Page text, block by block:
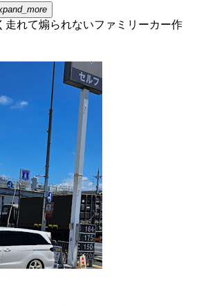
走れて煽られないファミリーカー作